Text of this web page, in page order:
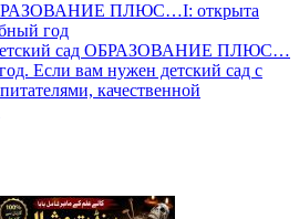
ПЛЮС…I: открыта
год
детский сад ОБРАЗОВАНИЕ ПЛЮС…
Если вам нужен детский сад с
качественной